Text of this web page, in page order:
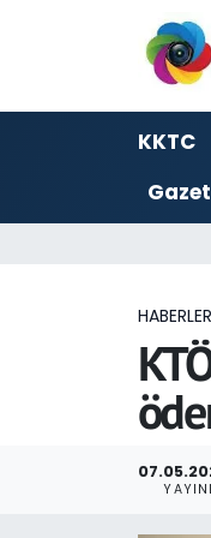
KKTC
HABERLER
ADVERTORIAL
Dijigazete
Foto Galeri
Hava Durumu
Trafik
Son Dakika
Haber Arşivi